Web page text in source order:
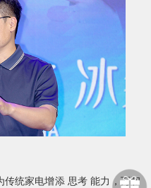
统家电增添 思考 能力，万和